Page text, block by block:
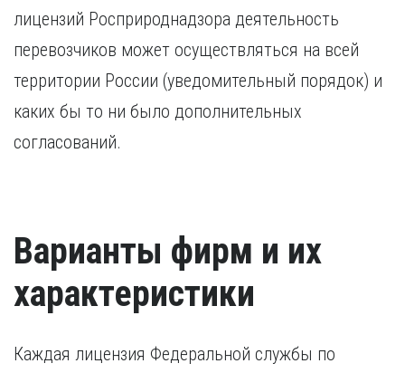
лицензий Росприроднадзора деятельность
перевозчиков может осуществляться на всей
территории России (уведомительный порядок) и
каких бы то ни было дополнительных
согласований.
Варианты фирм и их
характеристики
Каждая лицензия Федеральной службы по